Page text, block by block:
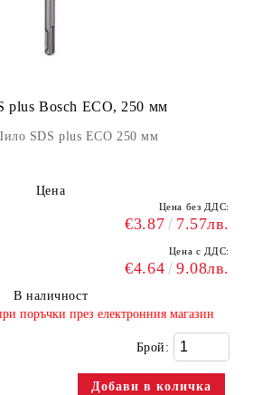
plus Bosch ECO, 250 мм
SDS plus ECO 250 мм
Цена
Цена без ДДС:
€3.87 7.57лв.
Цена с ДДС:
€4.64 9.08лв.
В наличност
поръчки през електронния магазин
Брой: